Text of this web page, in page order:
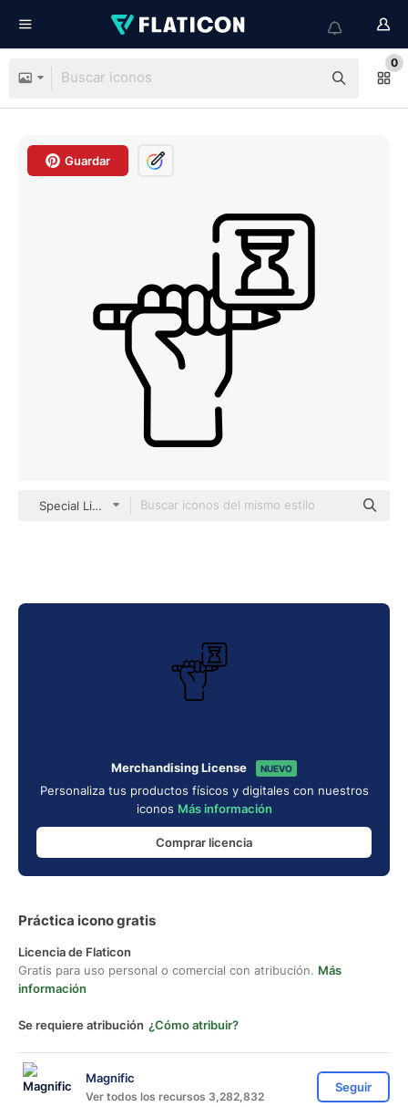
0
Guardar
Special Lineal
Merchandising License NUEVO
Personaliza tus productos físicos y digitales con nuestros
iconos Más información
Comprar licencia
Práctica icono gratis
Licencia de Flaticon
Gratis para uso personal o comercial con atribución. Más
información
Se requiere atribución ¿Cómo atribuir?
Magnific
Ver todos los recursos 3,282,832
Seguir